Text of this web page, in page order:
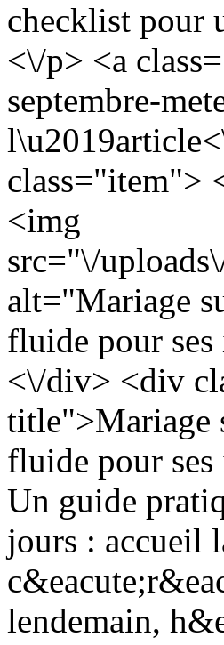
checklist pour
<\/p> <a
septembre-
class="item">
<img
src="\/
alt="Mariage
fluide pour
<\/div> <div
title">Mariage
fluide pour
Un guide
jours : accueil
lendemain,